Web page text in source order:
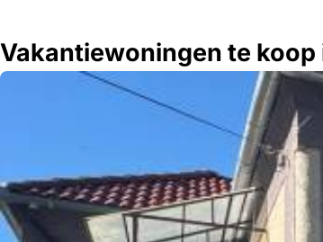
Vakantiewoningen te koop